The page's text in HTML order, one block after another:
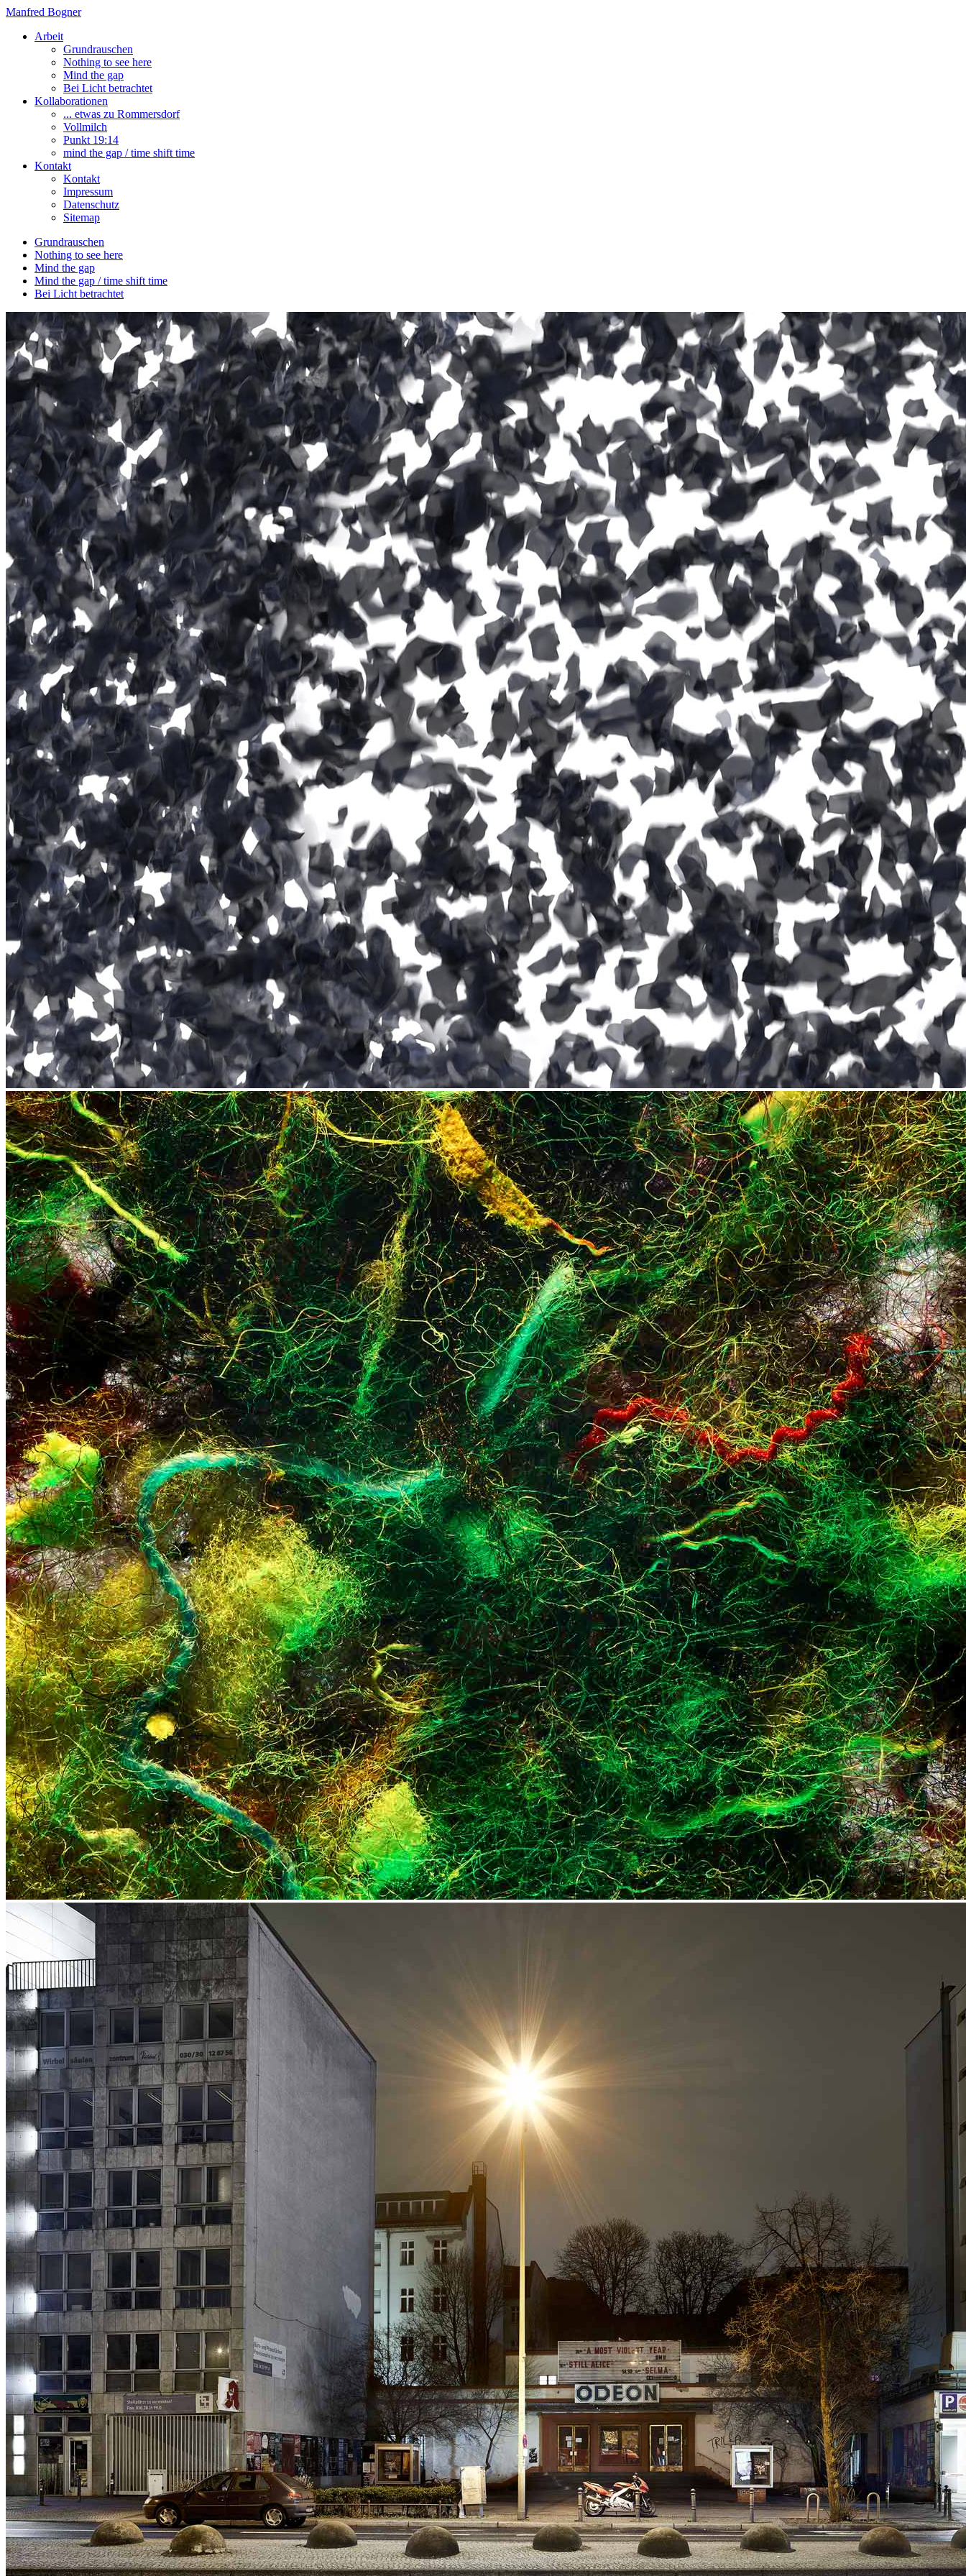
Manfred Bogner
Arbeit
Grundrauschen
Nothing to see here
Mind the gap
Bei Licht betrachtet
Kollaborationen
... etwas zu Rommersdorf
Vollmilch
Punkt 19:14
mind the gap / time shift time
Kontakt
Kontakt
Impressum
Datenschutz
Sitemap
Grundrauschen
Nothing to see here
Mind the gap
Mind the gap / time shift time
Bei Licht betrachtet